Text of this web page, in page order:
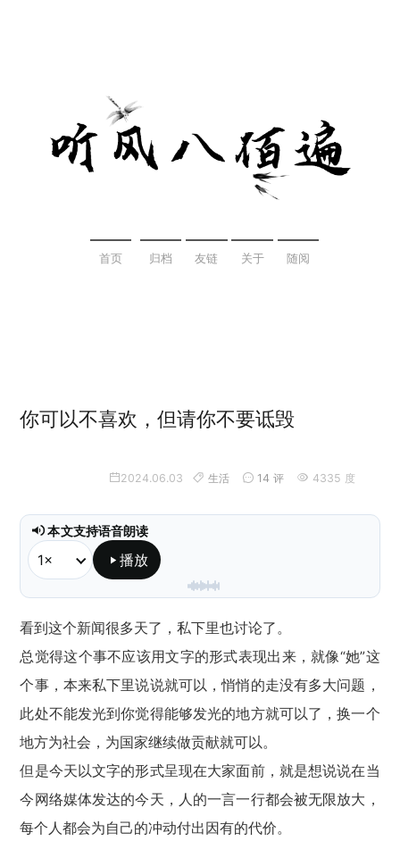
首页 归档 友链 关于 随阅
你可以不喜欢，但请你不要诋毁
2024.06.03 生活 14 评 4335 度
本文支持语音朗读
播放
看到这个新闻很多天了，私下里也讨论了。
总觉得这个事不应该用文字的形式表现出来，就像“她”这
个事，本来私下里说说就可以，悄悄的走没有多大问题，
此处不能发光到你觉得能够发光的地方就可以了，换一个
地方为社会，为国家继续做贡献就可以。
但是今天以文字的形式呈现在大家面前，就是想说说在当
今网络媒体发达的今天，人的一言一行都会被无限放大，
每个人都会为自己的冲动付出因有的代价。